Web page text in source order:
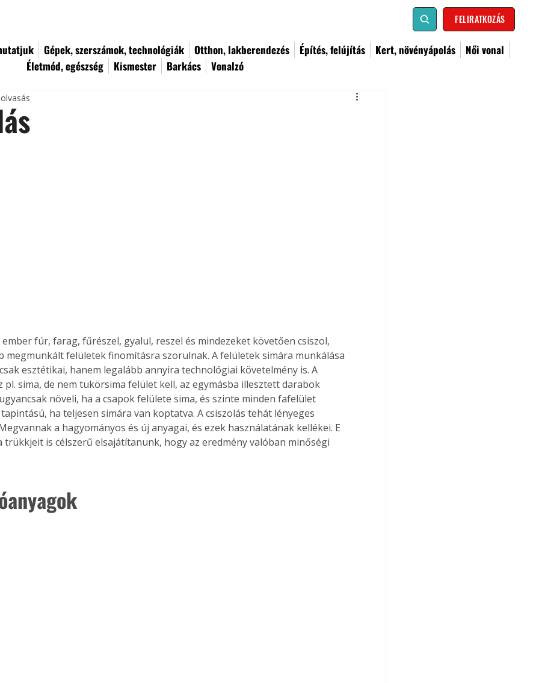
FELIRATKOZÁS
Gépek, szerszámok, technológiák Otthon, lakberendezés Építés, felújítás Kert, növényápolás
Női vonal
Életmód, egészség
Kismester Barkács Vonalzó
fúr, farag, fűrészel, gyalul, reszel és mindezeket követően csiszol,
megmunkált felületek finomításra szorulnak. A felületek simára munkálása
esztétikai, hanem legalább annyira technológiai követelmény is. A
pl. sima, de nem tükörsima felület kell, az egymásba illesztett darabok
növeli, ha a csapok felülete sima, és szinte minden fafelület
ha teljesen simára van koptatva. A csiszolás tehát lényeges
a hagyományos és új anyagai, és ezek használatának kellékei. E
trükkjeit is célszerű elsajátítanunk, hogy az eredmény valóban minőségi